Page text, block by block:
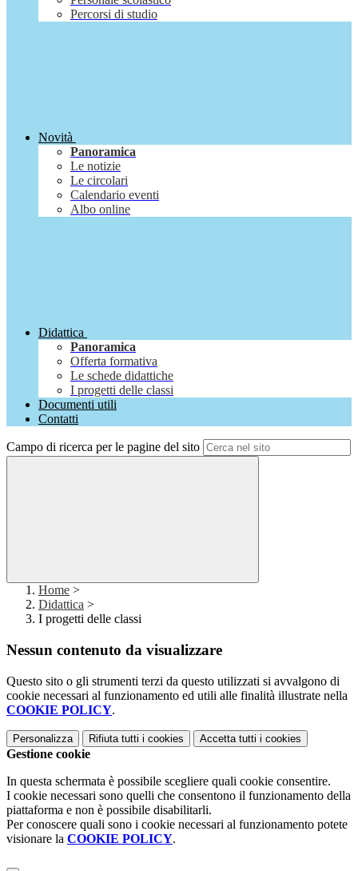
Percorsi di studio
Novità
Panoramica
Le notizie
Le circolari
Calendario eventi
Albo online
Didattica
Panoramica
Offerta formativa
Le schede didattiche
I progetti delle classi
Documenti utili
Contatti
Campo di ricerca per le pagine del sito
Home >
Didattica >
I progetti delle classi
Nessun contenuto da visualizzare
Questo sito o gli strumenti terzi da questo utilizzati si avvalgono di
cookie necessari al funzionamento ed utili alle finalità illustrate nella
COOKIE POLICY.
Personalizza Rifiuta tutti i cookies Accetta tutti i cookies
Gestione cookie
In questa schermata è possibile scegliere quali cookie consentire.
I cookie necessari sono quelli che consentono il funzionamento della
piattaforma e non è possibile disabilitarli.
Per conoscere quali sono i cookie necessari al funzionamento potete
visionare la COOKIE POLICY.